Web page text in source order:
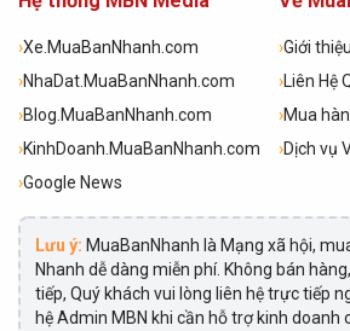
›Xe.MuaBanNhanh.com
›NhaDat.MuaBanNhanh.com
›Blog.MuaBanNhanh.com
›KinhDoanh.MuaBanNhanh.com
›Google News
›Giới
›Liên Hệ
›Mua
›Dịch vụ
Lưu ý: MuaBanNhanh là Mạng xã hội,
Nhanh dễ dàng miễn phí. Không bán
tiếp, Quý khách vui lòng liên hệ trực tiếp
hệ Admin MBN khi cần hỗ trợ kinh doanh